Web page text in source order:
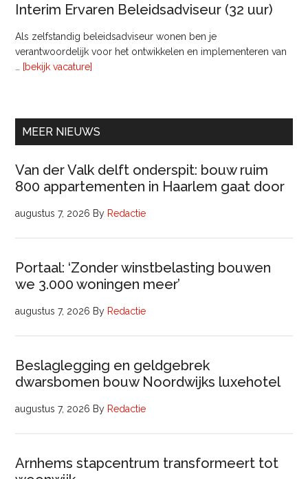
Interim Ervaren Beleidsadviseur (32 uur)
Als zelfstandig beleidsadviseur wonen ben je
verantwoordelijk voor het ontwikkelen en implementeren van
[bekijk vacature]
uur)
MEER NIEUWS
Van der Valk delft onderspit: bouw ruim
800 appartementen in Haarlem gaat door
augustus 7, 2026 By Redactie
Portaal: ‘Zonder winstbelasting bouwen
we 3.000 woningen meer’
augustus 7, 2026 By Redactie
Beslaglegging en geldgebrek
dwarsbomen bouw Noordwijks luxehotel
augustus 7, 2026 By Redactie
Arnhems stapcentrum transformeert tot